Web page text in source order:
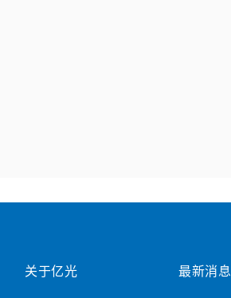
关于亿光 最新消息